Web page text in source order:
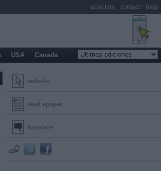
USA Canada
website
read epaper
translate
about us contact help